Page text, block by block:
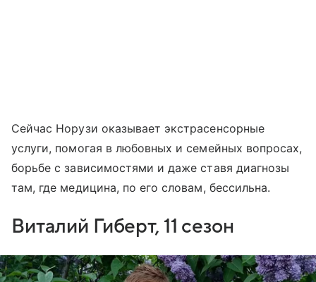
Сейчас Норузи оказывает экстрасенсорные
услуги, помогая в любовных и семейных вопросах,
борьбе с зависимостями и даже ставя диагнозы
там, где медицина, по его словам, бессильна.
Виталий Гиберт, 11 сезон